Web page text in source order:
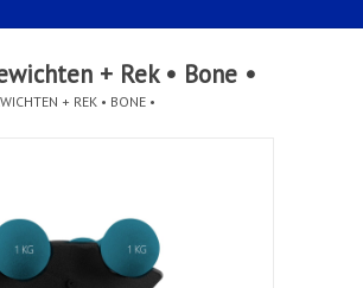
+ Rek • Bone •
+ REK • BONE •